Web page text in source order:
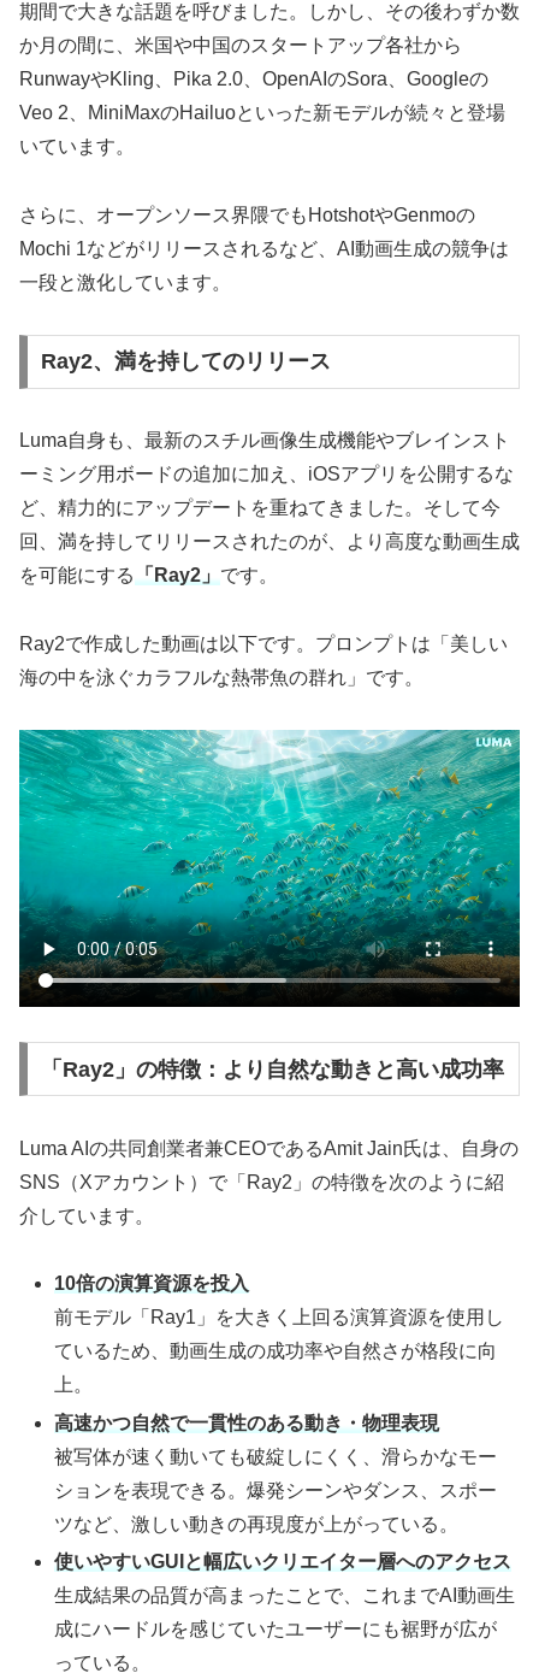
期間で大きな話題を呼びました。しかし、その後わずか数
か月の間に、米国や中国のスタートアップ各社から
RunwayやKling、Pika 2.0、OpenAIのSora、Googleの
Veo 2、MiniMaxのHailuoといった新モデルが続々と登場
いています。
さらに、オープンソース界隈でもHotshotやGenmoの
Mochi 1などがリリースされるなど、AI動画生成の競争は
一段と激化しています。
Ray2、満を持してのリリース
Luma自身も、最新のスチル画像生成機能やブレインスト
ーミング用ボードの追加に加え、iOSアプリを公開するな
ど、精力的にアップデートを重ねてきました。そして今
回、満を持してリリースされたのが、より高度な動画生成
を可能にする
「Ray2」 です。
Ray2で作成した動画は以下です。プロンプトは「美しい
海の中を泳ぐカラフルな熱帯魚の群れ」です。
「Ray2」の特徴：より自然な動きと高い成功率
Luma AIの共同創業者兼CEOであるAmit Jain氏は、自身の
SNS（Xアカウント）で「Ray2」の特徴を次のように紹
介しています。
10倍の演算資源を投入
前モデル「Ray1」を大きく上回る演算資源を使用し
ているため、動画生成の成功率や自然さが格段に向
上。
高速かつ自然で一貫性のある動き・物理表現
被写体が速く動いても破綻しにくく、滑らかなモー
ションを表現できる。爆発シーンやダンス、スポー
ツなど、激しい動きの再現度が上がっている。
使いやすいGUIと幅広いクリエイター層へのアクセス
生成結果の品質が高まったことで、これまでAI動画生
成にハードルを感じていたユーザーにも裾野が広が
っている。